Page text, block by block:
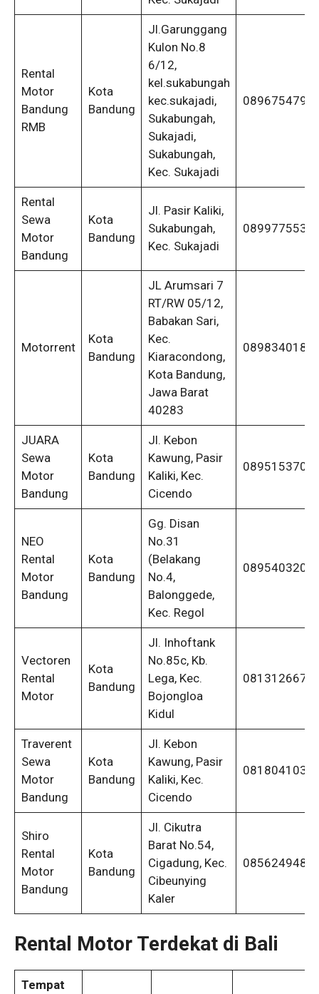
Rental
Motor
Bandung
RMB
Kota
Bandung
Jl.Garunggang
Kulon No.8
6/12,
kel.sukabungah
kec.sukajadi,
Sukabungah,
Sukajadi,
Sukabungah,
Kec. Sukajadi
Rental
Sewa
Motor
Bandung
Kota
Bandung
Jl. Pasir Kaliki,
Sukabungah,
Kec. Sukajadi
Motorrent
Kota
Bandung
JL Arumsari 7
RT/RW 05/12,
Babakan Sari,
Kec.
Kiaracondong,
Kota Bandung,
Jawa Barat
40283
JUARA
Sewa
Motor
Bandung
Kota
Bandung
Jl. Kebon
Kawung, Pasir
Kaliki, Kec.
Cicendo
NEO
Rental
Motor
Bandung
Kota
Bandung
Gg. Disan
No.31
(Belakang
No.4,
Balonggede,
Kec. Regol
Vectoren
Rental
Motor
Kota
Bandung
Jl. Inhoftank
No.85c, Kb.
Lega, Kec.
Bojongloa
Kidul
Traverent
Sewa
Motor
Bandung
Kota
Bandung
Jl. Kebon
Kawung, Pasir
Kaliki, Kec.
Cicendo
Shiro
Rental
Motor
Bandung
Kota
Bandung
Jl. Cikutra
Barat No.54,
Cigadung, Kec.
Cibeunying
Kaler
Rental Motor Terdekat di Bali
Tempat